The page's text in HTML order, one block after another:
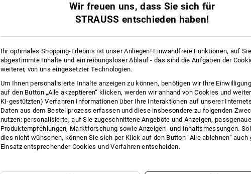
1 Variante
ab 11,88 €
(m. MwSt.) ab 6 Stück
Wir freuen uns, dass Sie sich für
STRAUSS entschieden haben!
Ihr optimales Shopping-Erlebnis ist unser Anliegen! Einwandfreie Funktionen, auf Sie
abgestimmte Inhalte und ein reibungsloser Ablauf - das sind die Aufgaben der
weiterer, von uns eingesetzter Technologien.
Um Ihnen personalisierte Inhalte anzeigen zu können, benötigen wir Ihre
auf den Button „Alle akzeptieren“ klicken, werden wir anhand von Cookies und
KI-gestützten) Verfahren Informationen über Ihre Interaktionen auf unserer
Daten aus dem Bestellprozess erfassen und diese insbesondere zu folgenden
nutzen: personalisierte, auf Sie zugeschnittene Angebote und Anzeigen, passgenaue
Produktempfehlungen, Marktforschung sowie Anzeigen- und Inhaltsmessungen.
dies nicht wünschen, können Sie sich per Klick auf den Button “Alle ablehnen” auch
Einsatz entsprechender Cookies und Verfahren entscheiden.